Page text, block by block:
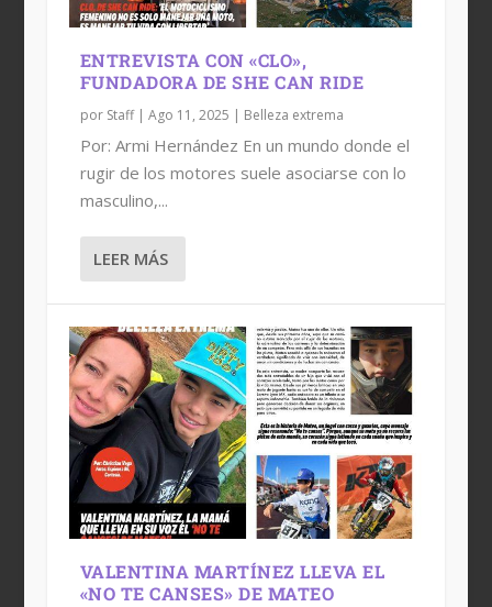
ENTREVISTA CON «CLO»,
FUNDADORA DE SHE CAN RIDE
por Staff| Ago 11, 2025 | Belleza extrema
Por: Armi Hernández En un mundo donde el
rugir de los motores suele asociarse con lo
masculino,...
LEER MÁS
VALENTINA MARTÍNEZ LLEVA EL
«NO TE CANSES» DE MATEO